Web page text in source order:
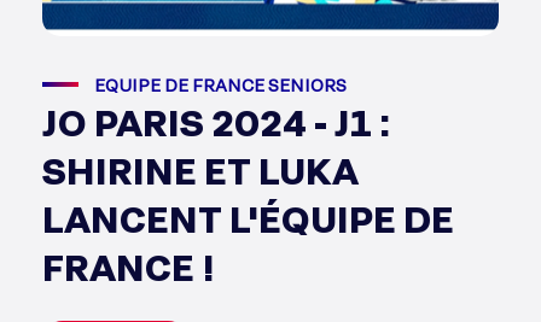
EQUIPE DE FRANCE SENIORS
JO PARIS 2024 - J1 :
SHIRINE ET LUKA
LANCENT L'ÉQUIPE DE
FRANCE !